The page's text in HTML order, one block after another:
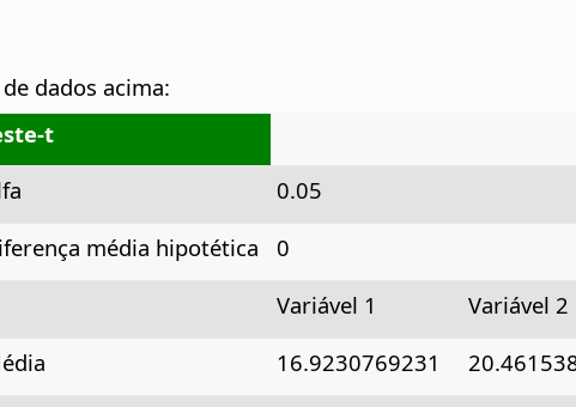
dados acima:
t
0.05
média hipotética
0
Variável 1
Variável 2
16.9230769231